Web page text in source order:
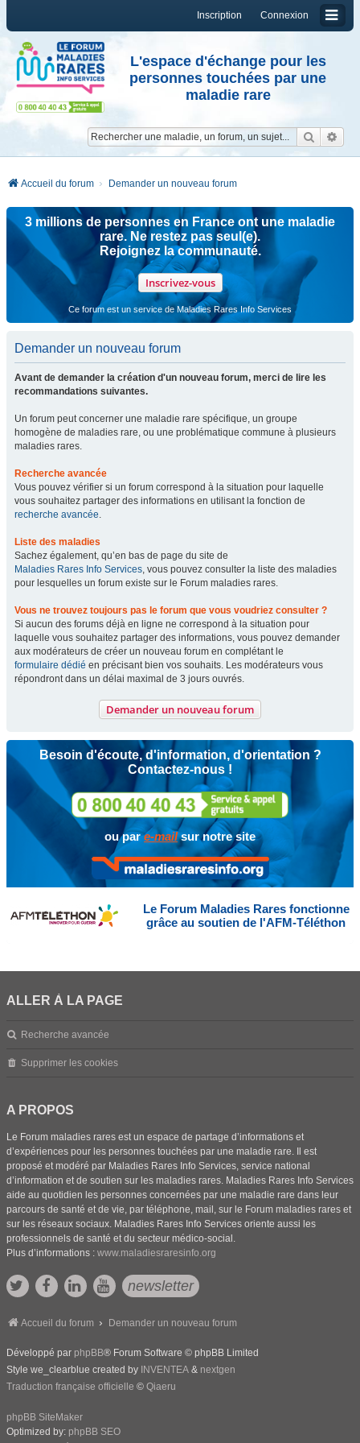
Connexion
Inscription
L'espace d'échange pour les
personnes touchées par une
maladie rare
Accueil du forum Demander un nouveau forum
3 millions de personnes en France ont une maladie
rare. Ne restez pas seul(e).
Rejoignez la communauté.
Inscrivez-vous
Ce forum est un service de Maladies Rares Info Services
Demander un nouveau forum
Avant de demander la création d'un nouveau forum, merci de lire les
recommandations suivantes.
Un forum peut concerner une maladie rare spécifique, un groupe
homogène de maladies rare, ou une problématique commune à plusieurs
maladies rares.
Recherche avancée
Vous pouvez vérifier si un forum correspond à la situation pour laquelle
vous souhaitez partager des informations en utilisant la fonction de
recherche avancée.
Liste des maladies
Sachez également, qu’en bas de page du site de
Maladies Rares Info Services, vous pouvez consulter la liste des maladies
pour lesquelles un forum existe sur le Forum maladies rares.
Vous ne trouvez toujours pas le forum que vous voudriez consulter ?
Si aucun des forums déjà en ligne ne correspond à la situation pour
laquelle vous souhaitez partager des informations, vous pouvez demander
aux modérateurs de créer un nouveau forum en complétant le
formulaire dédié en précisant bien vos souhaits. Les modérateurs vous
répondront dans un délai maximal de 3 jours ouvrés.
Demander un nouveau forum
Besoin d'écoute, d'information, d'orientation ?
Contactez-nous !
ou pare-mailsur notre site
Le Forum Maladies Rares fonctionne
grâce au soutien de l'AFM-Téléthon
ALLER À LA PAGE
Recherche avancée
Supprimer les cookies
A PROPOS
Le Forum maladies rares est un espace de partage d’informations et
d’expériences pour les personnes touchées par une maladie rare. Il est
proposé et modéré par Maladies Rares Info Services, service national
d’information et de soutien sur les maladies rares. Maladies Rares Info Services
aide au quotidien les personnes concernées par une maladie rare dans leur
parcours de santé et de vie, par téléphone, mail, sur le Forum maladies rares et
sur les réseaux sociaux. Maladies Rares Info Services oriente aussi les
professionnels de santé et du secteur médico-social.
Plus d’informations : www.maladiesraresinfo.org
newsletter
Accueil du forum Demander un nouveau forum
Développé par phpBB® Forum Software © phpBB Limited
Style we_clearblue created by INVENTEA & nextgen
Traduction française officielle © Qiaeru
phpBB SiteMaker
Optimized by: phpBB SEO